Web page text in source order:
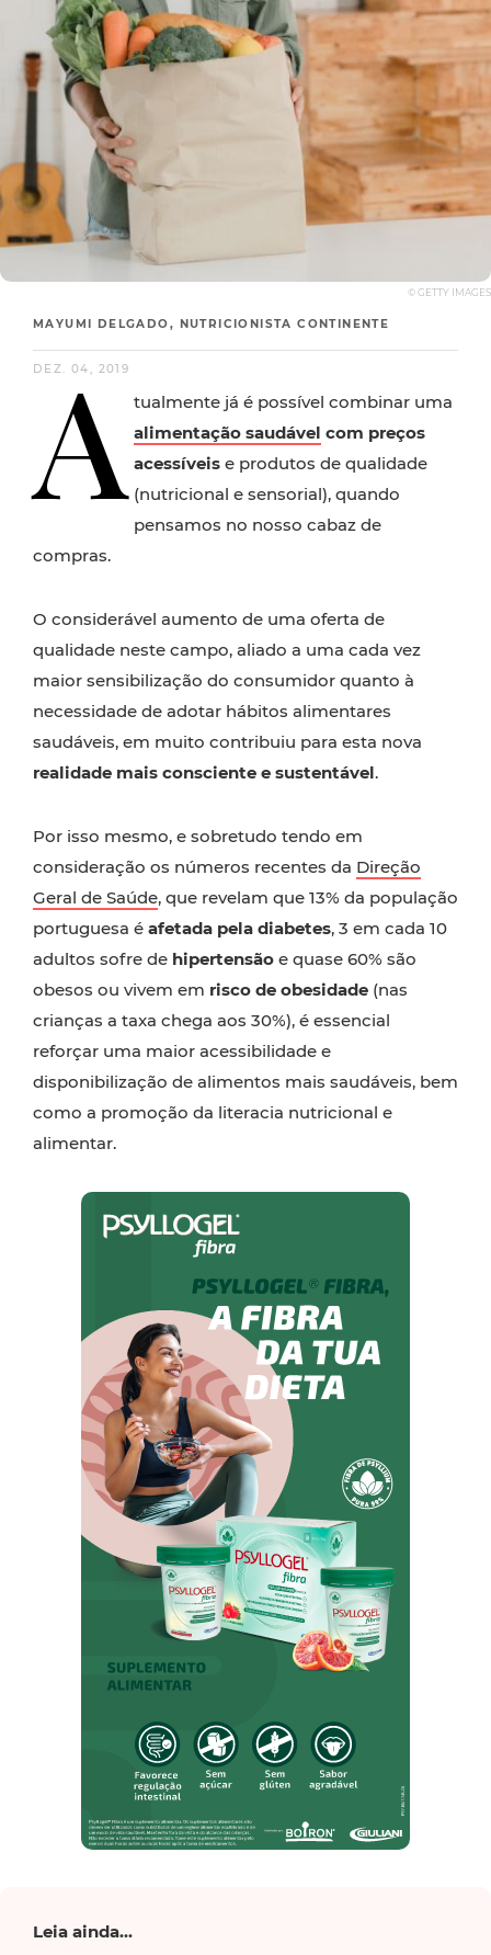
© GETTY IMAGES
MAYUMI DELGADO, NUTRICIONISTA CONTINENTE
DEZ. 04, 2019
A tualmente já é possível combinar uma
alimentação saudável com preços
acessíveis e produtos de qualidade
(nutricional e sensorial), quando
pensamos no nosso cabaz de
compras.
O considerável aumento de uma oferta de
qualidade neste campo, aliado a uma cada vez
maior sensibilização do consumidor quanto à
necessidade de adotar hábitos alimentares
saudáveis, em muito contribuiu para esta nova
realidade mais consciente e sustentável.
Por isso mesmo, e sobretudo tendo em
consideração os números recentes da Direção
Geral de Saúde, que revelam que 13% da população
portuguesa é afetada pela diabetes, 3 em cada 10
adultos sofre de hipertensão e quase 60% são
obesos ou vivem em risco de obesidade (nas
crianças a taxa chega aos 30%), é essencial
reforçar uma maior acessibilidade e
disponibilização de alimentos mais saudáveis, bem
como a promoção da literacia nutricional e
alimentar.
Leia ainda...